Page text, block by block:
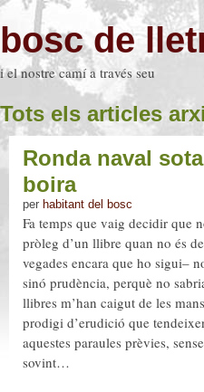
bosc de
i el nostre camí a través seu
Tots els articles
Ronda naval
boira
per habitant del bosc
Fa temps que vaig decidir que
pròleg d’un llibre quan no és
vegades encara que ho sigui–
sinó prudència, perquè no
llibres m’han caigut de les
prodigi d’erudició que
aquestes paraules prèvies,
sovint…